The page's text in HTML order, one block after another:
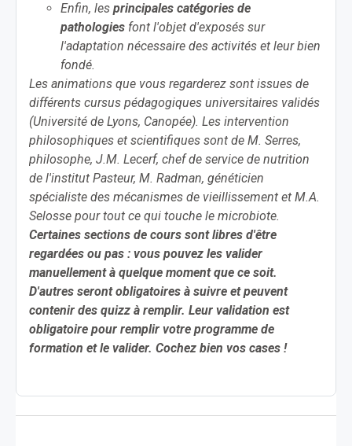
Enfin, les principales catégories de
pathologies font l'objet d'exposés sur
l'adaptation nécessaire des activités et leur bien
fondé.
Les animations que vous regarderez sont issues de
différents cursus pédagogiques universitaires validés
(Université de Lyons, Canopée). Les intervention
philosophiques et scientifiques sont de M. Serres,
philosophe, J.M. Lecerf, chef de service de nutrition
de l'institut Pasteur, M. Radman, généticien
spécialiste des mécanismes de vieillissement et M.A.
Selosse pour tout ce qui touche le microbiote.
Certaines sections de cours sont libres d'être
regardées ou pas : vous pouvez les valider
manuellement à quelque moment que ce soit.
D'autres seront obligatoires à suivre et peuvent
contenir des quizz à remplir. Leur validation est
obligatoire pour remplir votre programme de
formation et le valider. Cochez bien vos cases !